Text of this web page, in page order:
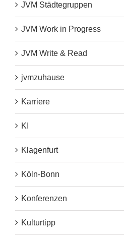
JVM Städtegruppen
JVM Work in Progress
JVM Write & Read
jvmzuhause
Karriere
KI
Klagenfurt
Köln-Bonn
Konferenzen
Kulturtipp